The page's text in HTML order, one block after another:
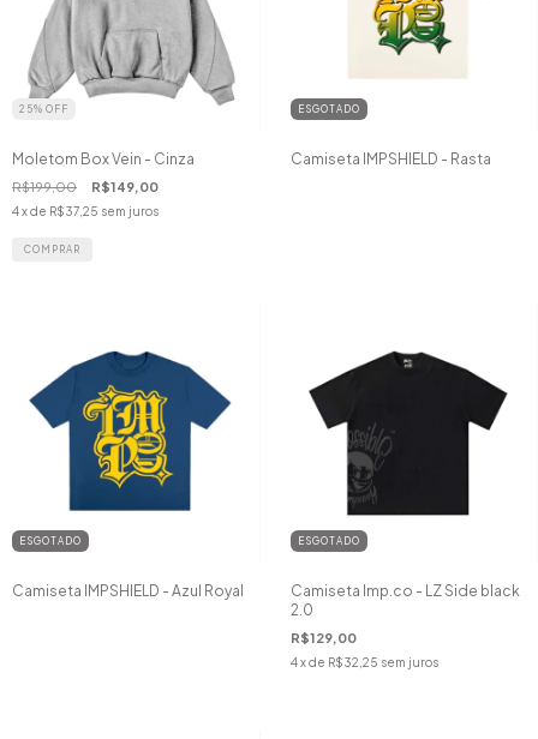
25% OFF
Moletom Box Vein - Cinza
R$199,00 R$149,00
4x de R$37,25 sem juros
COMPRAR
ESGOTADO
Camiseta IMPSHIELD - Rasta
ESGOTADO
Camiseta IMPSHIELD - Azul Royal
ESGOTADO
Camiseta Imp.co - LZ Side black
2.0
R$129,00
4 x de R$32,25 sem juros